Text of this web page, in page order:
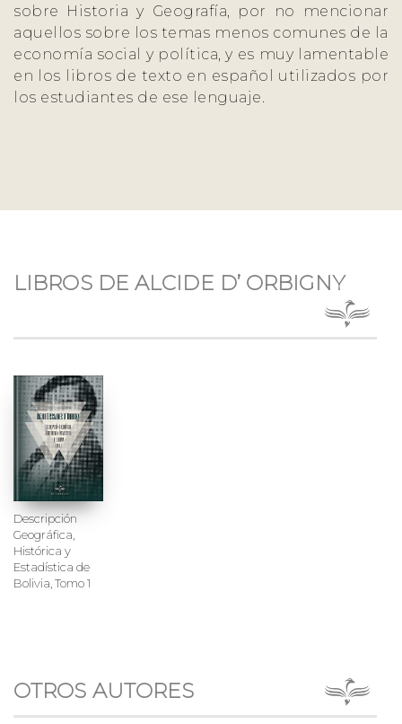
sobre Historia y Geografía, por no mencionar
aquellos sobre los temas menos comunes de la
economía social y política, y es muy lamentable
en los libros de texto en español utilizados por
los estudiantes de ese lenguaje.
LIBROS DE ALCIDE D’ ORBIGNY
Descripción
Geográfica,
Histórica y
Estadística de
Bolivia, Tomo 1
OTROS AUTORES